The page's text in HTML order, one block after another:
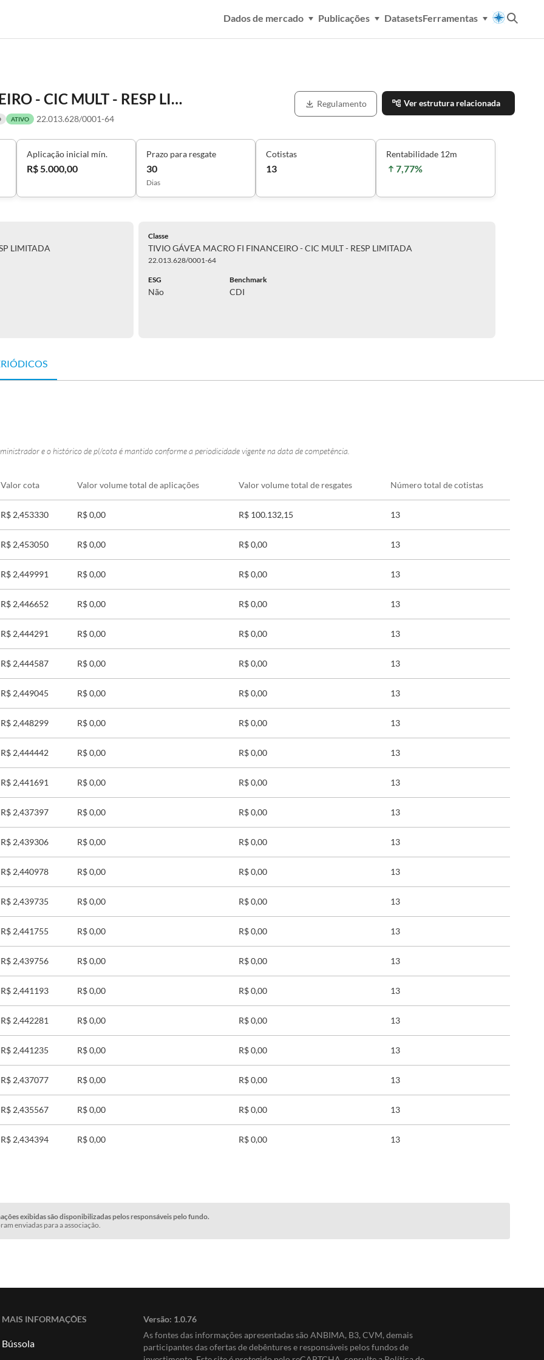
Dados de mercado Publicações DatasetsFerramentas
TIVIO GÁVEA MACRO FI FINANCEIRO - CIC MULT - RESP LIMITADA
ATIVO 22.013.628/0001-64
Regulamento Ver estrutura relacionada
Aplicação inicial mín.
R$ 5.000,00
Prazo para resgate
30
Dias
Cotistas
13
Rentabilidade 12m
7,77%
LIMITADA
Classe
TIVIO GÁVEA MACRO FI FINANCEIRO - CIC MULT - RESP LIMITADA
22.013.628/0001-64
ESG
Não
Benchmark
CDI
e o histórico de pl/cota é mantido conforme a periodicidade vigente na data de competência.
Valor cota Valor volume total de aplicações Valor volume total de resgates Número total de cotistas
R$ 2,453330 R$ 0,00 R$ 100.132,15 13
R$ 2,453050 R$ 0,00 R$ 0,00 13
R$ 2,449991 R$ 0,00 R$ 0,00 13
R$ 2,446652 R$ 0,00 R$ 0,00 13
R$ 2,444291 R$ 0,00 R$ 0,00 13
R$ 2,444587 R$ 0,00 R$ 0,00 13
R$ 2,449045 R$ 0,00 R$ 0,00 13
R$ 2,448299 R$ 0,00 R$ 0,00 13
R$ 2,444442 R$ 0,00 R$ 0,00 13
R$ 2,441691 R$ 0,00 R$ 0,00 13
R$ 2,437397 R$ 0,00 R$ 0,00 13
R$ 2,439306 R$ 0,00 R$ 0,00 13
R$ 2,440978 R$ 0,00 R$ 0,00 13
R$ 2,439735 R$ 0,00 R$ 0,00 13
R$ 2,441755 R$ 0,00 R$ 0,00 13
R$ 2,439756 R$ 0,00 R$ 0,00 13
R$ 2,441193 R$ 0,00 R$ 0,00 13
R$ 2,442281 R$ 0,00 R$ 0,00 13
R$ 2,441235 R$ 0,00 R$ 0,00 13
R$ 2,437077 R$ 0,00 R$ 0,00 13
R$ 2,435567 R$ 0,00 R$ 0,00 13
R$ 2,434394 R$ 0,00 R$ 0,00 13
exibidas são disponibilizadas pelos responsáveis pelo fundo.
enviadas para a associação.
MAIS INFORMAÇÕES
Bússola
Versão: 1.0.76
As fontes das informações apresentadas são ANBIMA, B3, CVM, demais
participantes das ofertas de debêntures e responsáveis pelos fundos de